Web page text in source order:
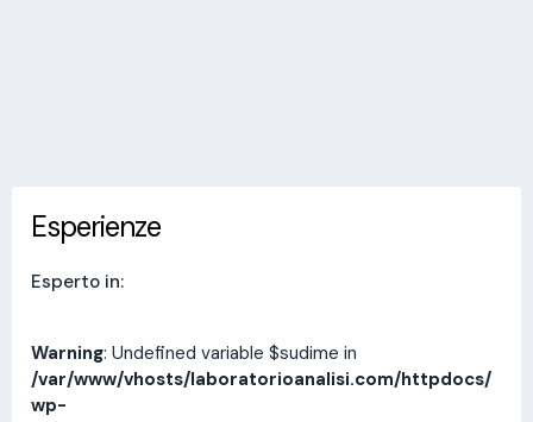
Esperienze
Esperto in:
Warning: Undefined variable $sudime in
/var/www/vhosts/laboratorioanalisi.com/httpdocs/
wp-